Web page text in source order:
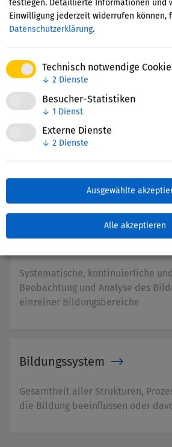
festlegen. Detaillierte Informationen und
Einwilligung jederzeit widerrufen können,
Datenschutzerklärung.
Technisch notwendige
↓ 2 Dienste
Besucher-Statistiken
↓ 1 Dienst
Externe Dienste
↓ 2 Dienste
Ausgewählte
Alle akzeptieren
Bildungskette
Erfolgreicher kontinuierlicher
Menschen durch abgestimmte
und Kooperation der
Bildungsmanagement
Systemen, die dem Zweck der
Bildungsmonitoring
Systematische, kontinuierliche
Beobachtung und Analyse des
einzelner Bildungsbereiche
Bildungssystem
Gesamtheit aller Strukturen,
die Bildung beeinflussen oder